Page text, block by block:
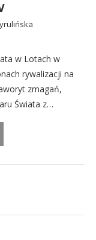
w Lotach w
rywalizacji na
zmagań,
Świata z…